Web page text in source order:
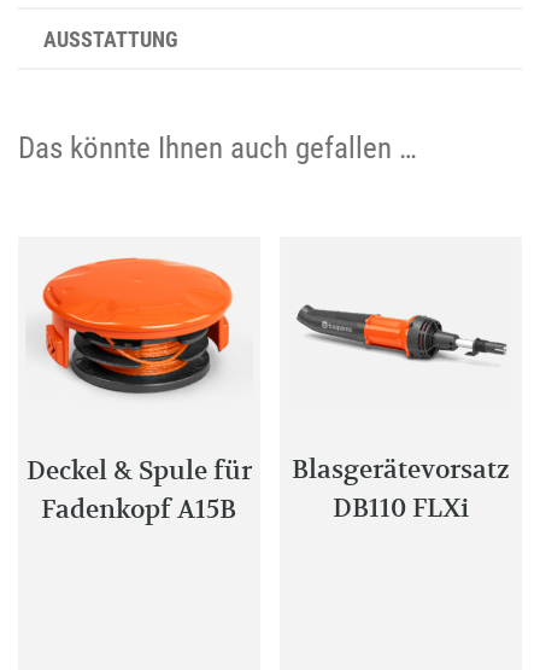
AUSSTATTUNG
Das könnte Ihnen auch gefallen …
Deckel & Spule für
Fadenkopf A15B
Blasgerätevorsatz
DB110 FLXi